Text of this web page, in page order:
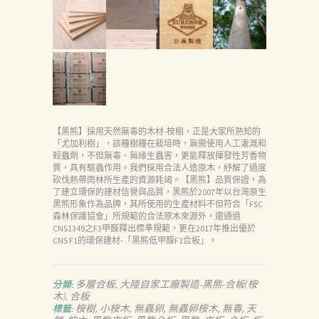
【黑熊】採用天然無毒的木材-桉樹，正是大家所熟知的
「尤加利樹」，該種樹種在栽培時，無需使用人工灌溉和
殺蟲劑，不但無毒、無緣生蟲害，更能釋放揮發性芳香物
質，具有驅蟲作用。我們採用合法人造原木，紓解了過度
砍伐熱帶雨林所生產的資源耗竭。【黑熊】品質保證，為
了建立環保的建材信譽與品質，黑熊於2007年以台灣原生
黑熊形象作為品牌，其所使用的生產材料不但符合「FSC
森林保護協會」所規範的合法原木來源外，還通過
CNS1349之F3甲醛釋出標準規範，更在2017年推出優於
CNS F1的環保建材-「黑熊低甲醛F1合板」。
分類: 多層合板, 大陸自家工廠製造-黑熊-合板(桉
木), 合板
標籤: 桉樹, 小桉木, 無蟲卵, 無蟲卵桉木, 無毒, 天